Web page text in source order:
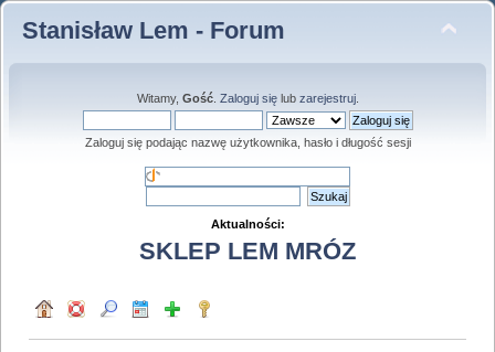
Stanisław Lem - Forum
Witamy, Gość. Zaloguj sięlub zarejestruj.
Zaloguj się podając nazwę użytkownika, hasło i długość sesji
Aktualności:
SKLEP LEM MRÓZ